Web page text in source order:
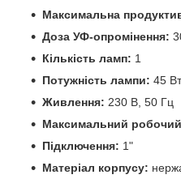
Максимальна
Доза УФ-опромінення:
Кількість ламп: 1
Потужність лампи: 45 Вт
Живлення: 230 В, 50 Гц
Максимальний
Підключення: 1"
Матеріал корпусу: